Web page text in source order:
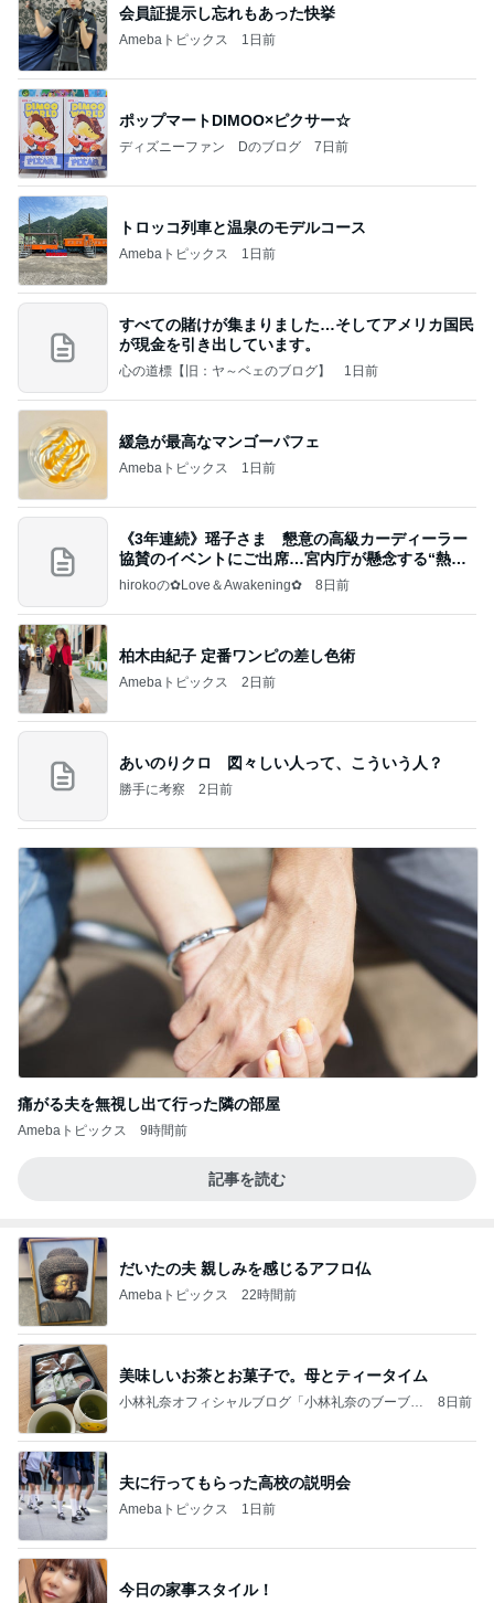
会員証提示し忘れもあった快挙
Amebaトピックス 1日前
ポップマートDIMOO×ピクサー☆
ディズニーファン Dのブログ 7日前
トロッコ列車と温泉のモデルコース
Amebaトピックス 1日前
すべての賭けが集まりました…そしてアメリカ国民
が現金を引き出しています。
心の道標【旧：ヤ～ベェのブログ】 1日前
緩急が最高なマンゴーパフェ
Amebaトピックス 1日前
《3年連続》瑶子さま 懇意の高級カーディーラー
協賛のイベントにご出席…宮内庁が懸念する“熱心
すぎ
hirokoの✿Love＆Awakening✿ 8日前
柏木由紀子 定番ワンピの差し色術
Amebaトピックス 2日前
あいのりクロ 図々しい人って、こういう人？
勝手に考察 2日前
痛がる夫を無視し出て行った隣の部屋
Amebaトピックス 9時間前
記事を読む
だいたの夫 親しみを感じるアフロ仏
Amebaトピックス 22時間前
美味しいお茶とお菓子で。母とティータイム
小林礼奈オフィシャルブログ「小林礼奈のブーブー
8日前
夫に行ってもらった高校の説明会
Amebaトピックス 1日前
今日の家事スタイル！